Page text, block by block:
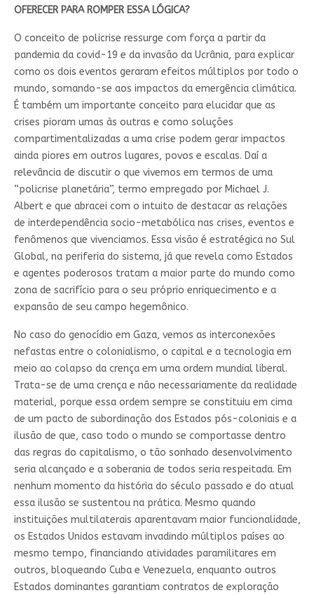
OFERECER PARA ROMPER ESSA LÓGICA?
O conceito de policrise ressurge com força a partir da
pandemia da covid-19 e da invasão da Ucrânia, para explicar
como os dois eventos geraram efeitos múltiplos por todo o
mundo, somando-se aos impactos da emergência climática.
É também um importante conceito para elucidar que as
crises pioram umas às outras e como soluções
compartimentalizadas a uma crise podem gerar impactos
ainda piores em outros lugares, povos e escalas. Daí a
relevância de discutir o que vivemos em termos de uma
“policrise planetária”, termo empregado por Michael J.
Albert e que abracei com o intuito de destacar as relações
de interdependência socio-metabólica nas crises, eventos e
fenômenos que vivenciamos. Essa visão é estratégica no Sul
Global, na periferia do sistema, já que revela como Estados
e agentes poderosos tratam a maior parte do mundo como
zona de sacrifício para o seu próprio enriquecimento e a
expansão de seu campo hegemônico.
No caso do genocídio em Gaza, vemos as interconexões
nefastas entre o colonialismo, o capital e a tecnologia em
meio ao colapso da crença em uma ordem mundial liberal.
Trata-se de uma crença e não necessariamente da realidade
material, porque essa ordem sempre se constituiu em cima
de um pacto de subordinação dos Estados pós-coloniais e a
ilusão de que, caso todo o mundo se comportasse dentro
das regras do capitalismo, o tão sonhado desenvolvimento
seria alcançado e a soberania de todos seria respeitada. Em
nenhum momento da história do século passado e do atual
essa ilusão se sustentou na prática. Mesmo quando
instituições multilaterais aparentavam maior funcionalidade,
os Estados Unidos estavam invadindo múltiplos países ao
mesmo tempo, financiando atividades paramilitares em
outros, bloqueando Cuba e Venezuela, enquanto outros
Estados dominantes garantiam contratos de exploração